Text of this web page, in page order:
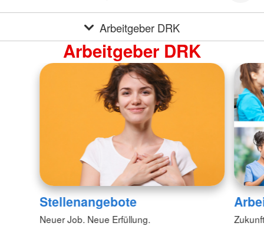
Arbeitgeber DRK
Arbeitgeber DRK
Stellenangebote
Neuer Job. Neue Erfüllung.